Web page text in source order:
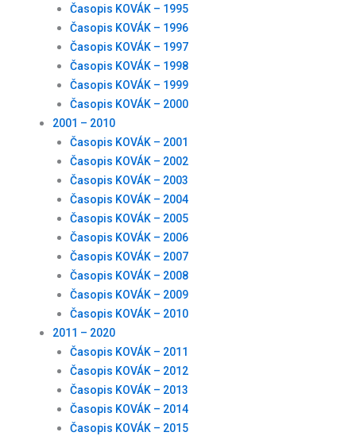
Časopis KOVÁK – 1995
Časopis KOVÁK – 1996
Časopis KOVÁK – 1997
Časopis KOVÁK – 1998
Časopis KOVÁK – 1999
Časopis KOVÁK – 2000
2001 – 2010
Časopis KOVÁK – 2001
Časopis KOVÁK – 2002
Časopis KOVÁK – 2003
Časopis KOVÁK – 2004
Časopis KOVÁK – 2005
Časopis KOVÁK – 2006
Časopis KOVÁK – 2007
Časopis KOVÁK – 2008
Časopis KOVÁK – 2009
Časopis KOVÁK – 2010
2011 – 2020
Časopis KOVÁK – 2011
Časopis KOVÁK – 2012
Časopis KOVÁK – 2013
Časopis KOVÁK – 2014
Časopis KOVÁK – 2015